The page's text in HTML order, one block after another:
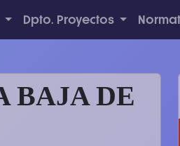
Dpto. Proyectos
BAJA DE